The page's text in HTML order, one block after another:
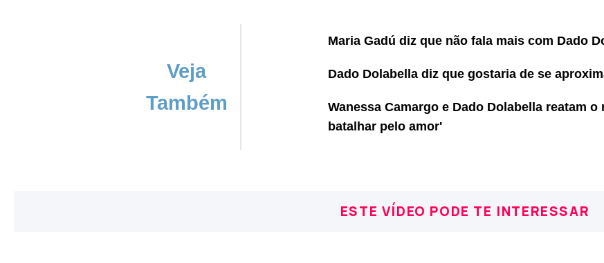
Veja
Também
Maria Gadú diz que não fala mais com Dado
Dado Dolabella diz que gostaria de se
Wanessa Camargo e Dado Dolabella reatam
batalhar pelo amor'
ESTE VÍDEO PODE TE INTERESSAR